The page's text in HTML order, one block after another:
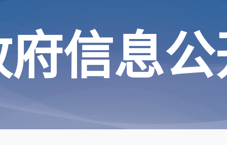
府信息公